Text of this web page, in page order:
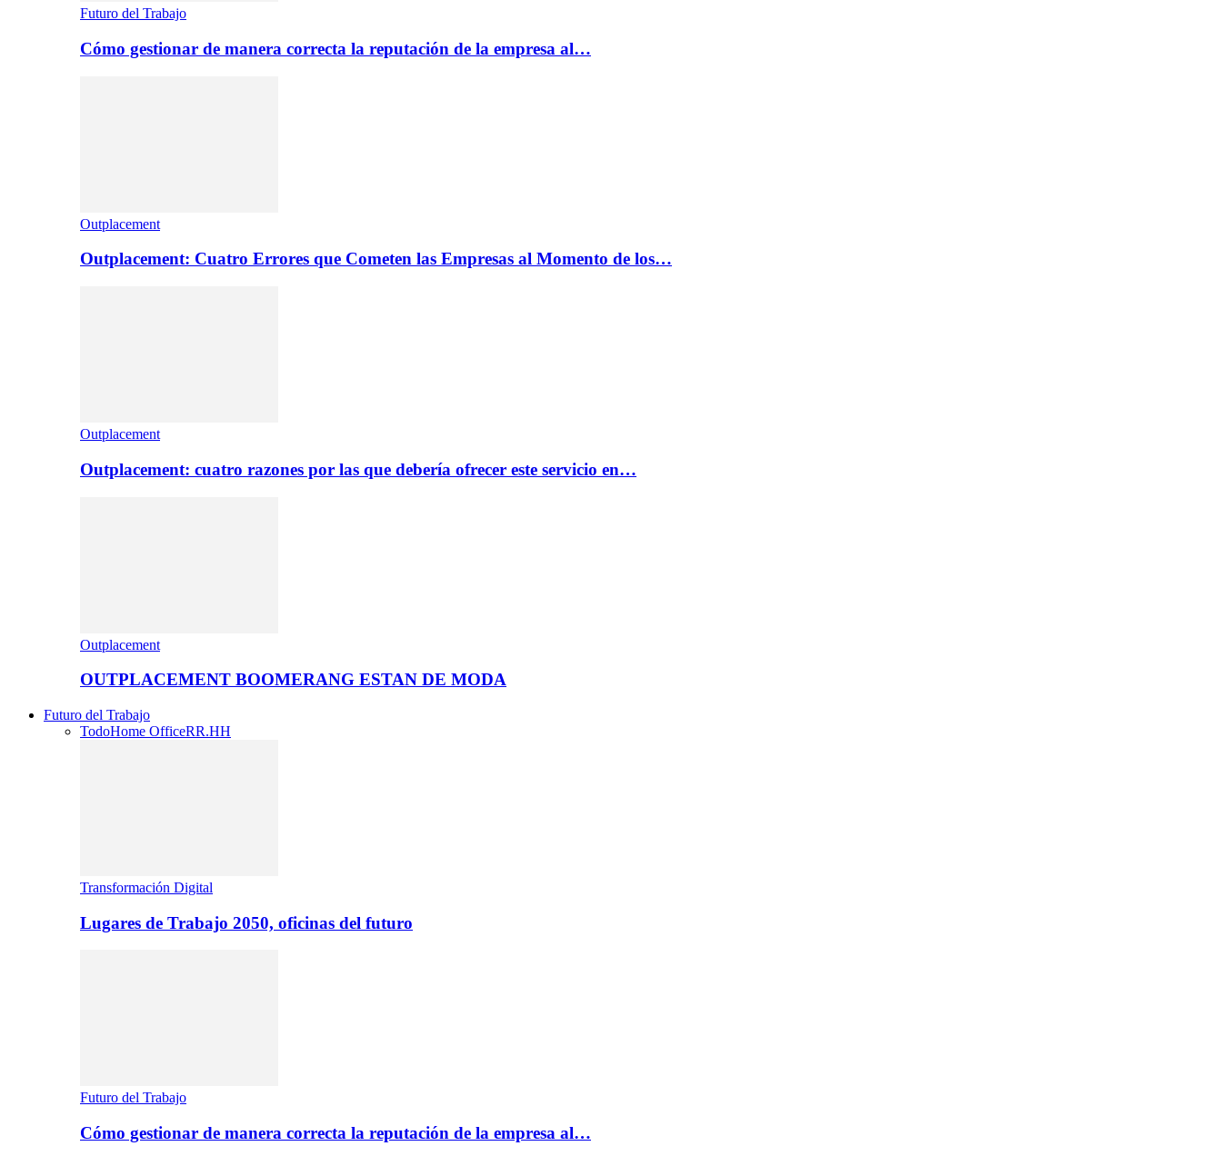
Futuro del Trabajo
Cómo gestionar de manera correcta la reputación de la empresa al…
Outplacement
Outplacement: Cuatro Errores que Cometen las Empresas al Momento de los…
Outplacement
Outplacement: cuatro razones por las que debería ofrecer este servicio en…
Outplacement
OUTPLACEMENT BOOMERANG ESTAN DE MODA
Futuro del Trabajo
TodoHome OfficeRR.HH
Transformación Digital
Lugares de Trabajo 2050, oficinas del futuro
Futuro del Trabajo
Cómo gestionar de manera correcta la reputación de la empresa al…